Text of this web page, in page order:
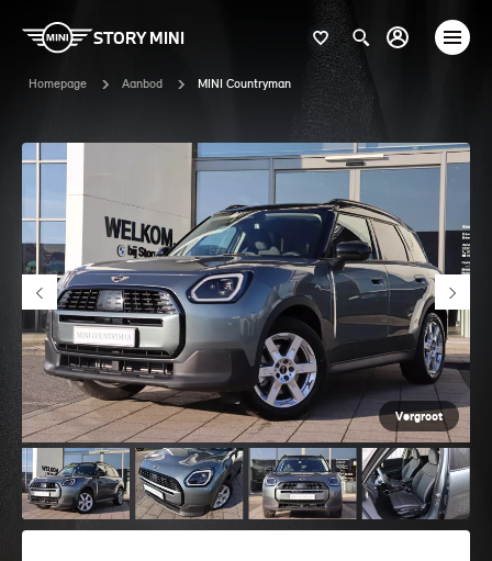
STORY MINI
Homepage Aanbod MINI Countryman
Vergroot